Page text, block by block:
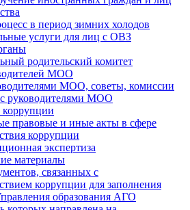
в период зимних холодов
услуги для лиц с ОВЗ
родительский комитет
МОО
МОО, советы, комиссии
руководителями МОО
коррупции
правовые и иные акты в сфере
коррупции
экспертиза
материалы
связанных с
коррупции для заполнения
образования АГО